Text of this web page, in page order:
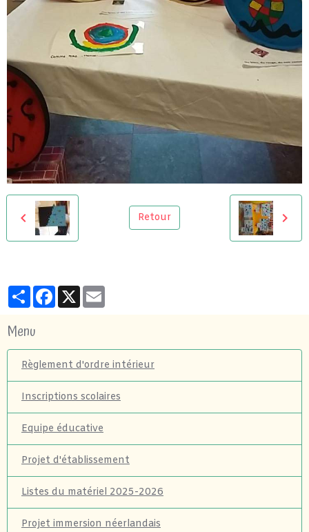
Retour
PartagerFacebook
X
Menu
Règlement d'ordre intérieur
Inscriptions scolaires
Equipe éducative
Projet d'établissement
Listes du matériel 2025-2026
Projet immersion néerlandais